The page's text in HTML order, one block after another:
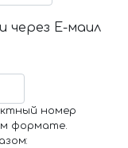
через Е-маил
номер
формате.